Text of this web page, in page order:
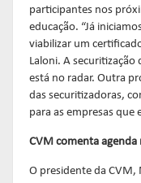
participantes nos
educação. “Já
viabilizar um
Laloni. A securitização
está no radar. Outra
das securitizadoras,
para as empresas que
CVM comenta
O presidente da